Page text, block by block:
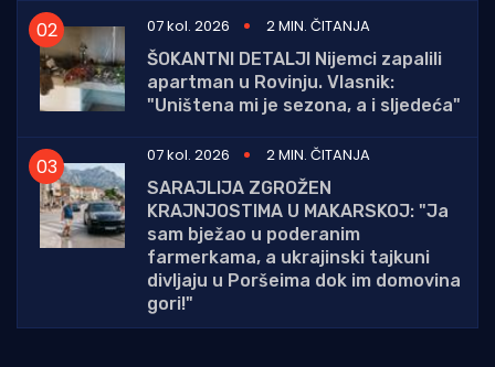
07 kol. 2026
2 MIN. ČITANJA
ŠOKANTNI DETALJI Nijemci zapalili
apartman u Rovinju. Vlasnik:
"Uništena mi je sezona, a i sljedeća"
07 kol. 2026
2 MIN. ČITANJA
SARAJLIJA ZGROŽEN
KRAJNJOSTIMA U MAKARSKOJ: "Ja
sam bježao u poderanim
farmerkama, a ukrajinski tajkuni
divljaju u Poršeima dok im domovina
gori!"